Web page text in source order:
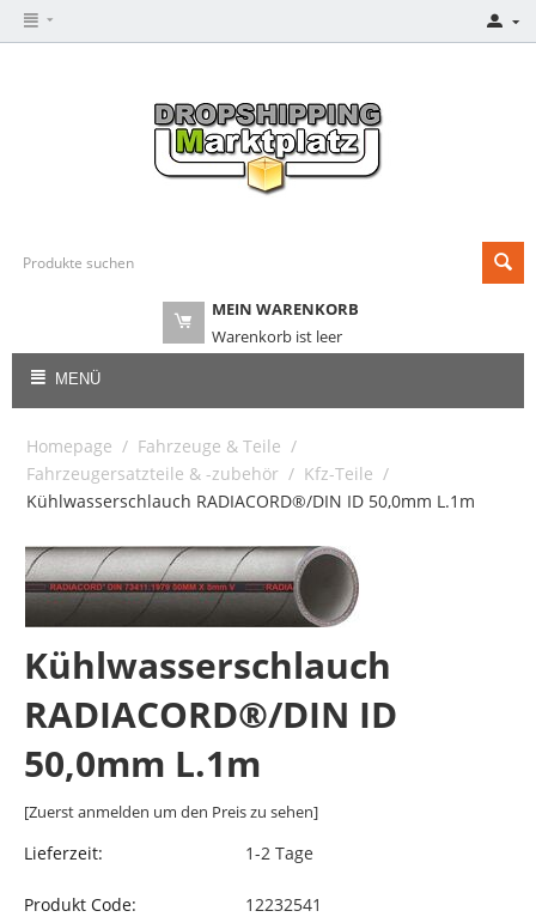
MEIN WARENKORB
Warenkorb ist leer
MENÜ
Homepage / Fahrzeuge & Teile /
Fahrzeugersatzteile & -zubehör / Kfz-Teile /
Kühlwasserschlauch RADIACORD®/DIN ID 50,0mm L.1m
Kühlwasserschlauch
RADIACORD®/DIN ID
50,0mm L.1m
[Zuerst anmelden um den Preis zu sehen]
Lieferzeit: 1-2 Tage
Produkt Code: 12232541